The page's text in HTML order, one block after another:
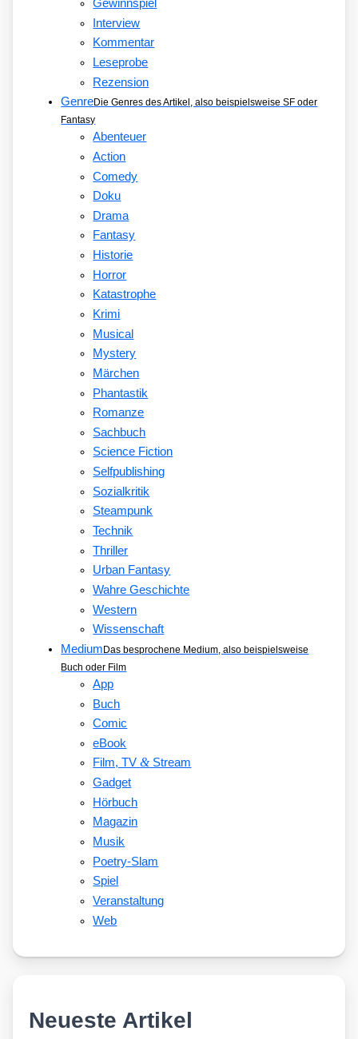
Gewinnspiel
Interview
Kommentar
Leseprobe
Rezension
GenreDie Genres des Artikel, also beispielsweise SF oder
Fantasy
Abenteuer
Action
Comedy
Doku
Drama
Fantasy
Historie
Horror
Katastrophe
Krimi
Musical
Mystery
Märchen
Phantastik
Romanze
Sachbuch
Science Fiction
Selfpublishing
Sozialkritik
Steampunk
Technik
Thriller
Urban Fantasy
Wahre Geschichte
Western
Wissenschaft
MediumDas besprochene Medium, also beispielsweise
Buch oder Film
App
Buch
Comic
eBook
Film, TV&Stream
Gadget
Hörbuch
Magazin
Musik
Poetry-Slam
Spiel
Veranstaltung
Web
Neueste Artikel